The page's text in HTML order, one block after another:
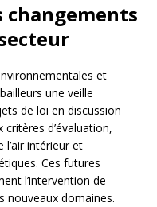
et
une veille
de loi en discussion
d’évaluation,
intérieur et
Ces futures
l’intervention de
nouveaux domaines.